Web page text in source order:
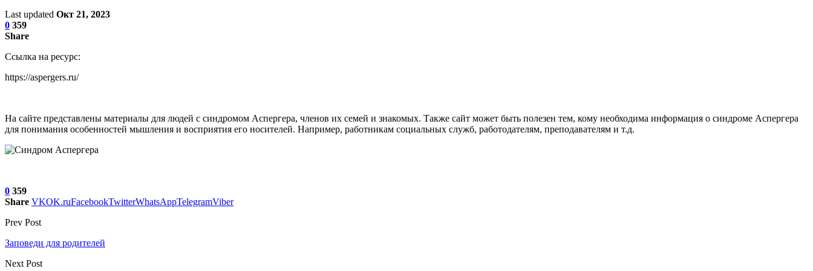
Last updated Окт 21, 2023
0 359
Share
Ссылка на ресурс:
https://aspergers.ru/
На сайте представлены материалы для людей с синдромом Аспергера, членов их семей и знакомых. Также сайт может быть полезен тем, кому необходима информация о синдроме Аспергера
для понимания особенностей мышления и восприятия его носителей. Например, работникам социальных служб, работодателям, преподавателям и т.д.
0 359
Share VKOK.ruFacebookTwitterWhatsAppTelegramViber
Prev Post
Заповеди для родителей
Next Post